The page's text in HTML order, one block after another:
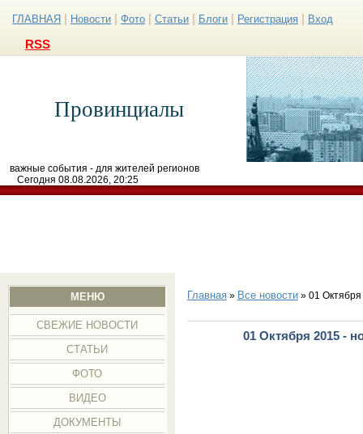
ГЛАВНАЯ Новости Фото Статьи Блоги Регистрация Вход
RSS
Провинциалы
важные события - для жителей регионов
Сегодня 08.08.2026, 20:25
МЕНЮ
СВЕЖИЕ НОВОСТИ
СТАТЬИ
ФОТО
ВИДЕО
ДОКУМЕНТЫ
Главная» Все новости» 01 Октября
01 Октября 2015 -